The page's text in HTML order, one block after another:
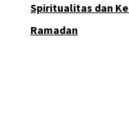
Spiritualitas dan
Ramadan